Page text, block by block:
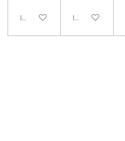
In winkelwagen In winkelwagen